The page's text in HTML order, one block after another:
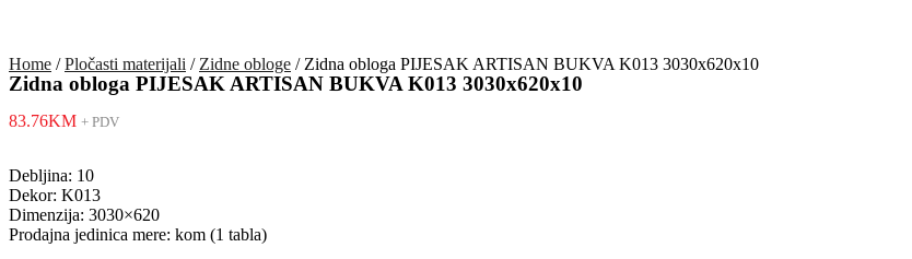
Home /Pločasti materijali / Zidne obloge / Zidna obloga PIJESAK ARTISAN BUKVA K013 3030x620x10
Zidna obloga PIJESAK ARTISAN BUKVA K013 3030x620x10
83.76KM + PDV
Debljina: 10
Dekor: K013
Dimenzija: 3030×620
Prodajna jedinica mere: kom (1 tabla)